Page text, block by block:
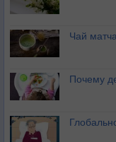
Чай
Почему